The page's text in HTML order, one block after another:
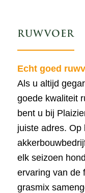
RUWVOER
Echt goed
Als u altijd
goede kwaliteit
bent u bij
juiste adres. Op
elk seizoen
ervaring van de
grasmix